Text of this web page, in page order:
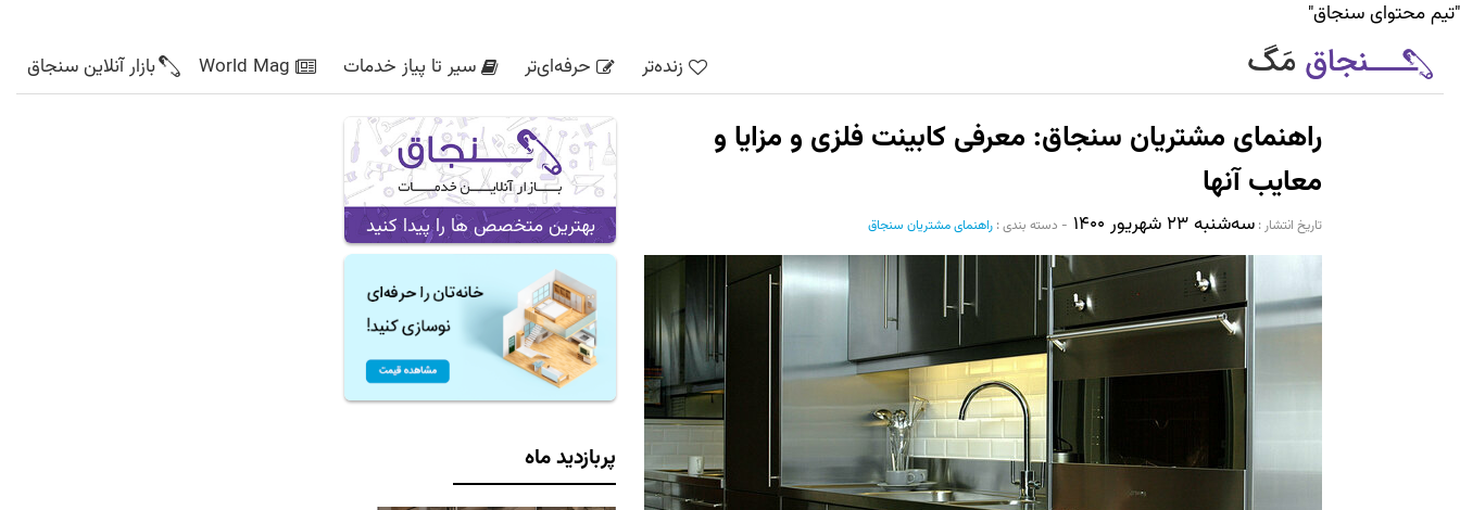
"تیم محتوای سنجاق"
زنده‌تر
حرفه‌ای‌تر سیر تا پیاز خدمات World Mag بازار آنلاین سنجاق
راهنمای مشتریان سنجاق: معرفی کابینت فلزی و مزایا و
معایب آنها
تاریخ انتشار :‌ سه‌شنبه ۲۳ شهریور ۱۴۰۰ - دسته بندی : راهنمای مشتریان سنجاق بهترین متخصص ها را پیدا کنید
پربازدید ماه